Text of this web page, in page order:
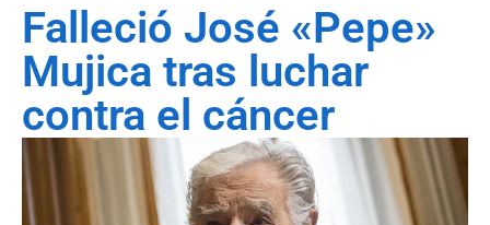
Falleció José «Pepe»
Mujica tras luchar
contra el cáncer